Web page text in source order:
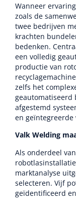
Wanneer
zoals de
twee bedrijven
krachten
bedenken.
een volledig
productie van
zelfs het
geautomatiseerd
afgestemd
en
Valk Welding
Als onderdeel
marktanalyse
selecteren. Vijf
geïdentificeerd